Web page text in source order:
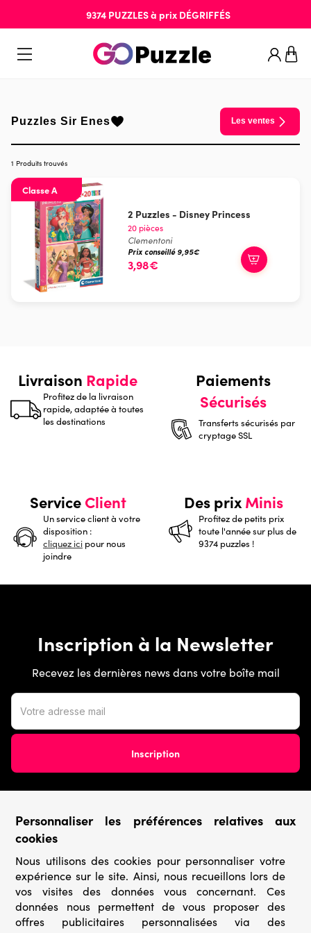
9374 PUZZLESà prix DÉGRIFFÉS
Puzzles Sir Enes Les ventes
1 Produits trouvés
Classe A
2 Puzzles - Disney Princess
20 pièces
Clementoni
Prix conseillé 9,95€
3,98€
Livraison Rapide
Profitez de la livraison
rapide, adaptée à toutes
les destinations
Paiements
Sécurisés
Transferts sécurisés par
cryptage SSL
ServiceClient
Un service client à votre
disposition :
cliquez ici pour nous
joindre
Des prixMinis
Profitez de petits prix
toute l'année sur plus de
9374 puzzles !
Inscription à la Newsletter
Recevez les dernières news dans votre boîte mail
› Conditions de vente
› Conditions d’utilisation
› Confidentialité & Protection des Données
› Informations légales
Personnaliser les préférences relatives aux
cookies
Nous utilisons des cookies pour personnaliser votre
expérience sur le site. Ainsi, nous recueillons lors de
vos visites des données vous concernant. Ces
données nous permettent de vous proposer des
offres publicitaires personnalisées via des